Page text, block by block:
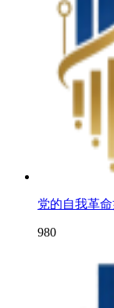
党的自我革
980